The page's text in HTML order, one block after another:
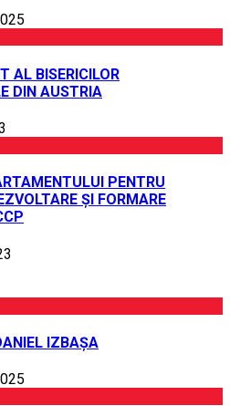
AL BISERICILOR
DIN AUSTRIA
PENTRU
ȘI FORMARE
IZBAȘA